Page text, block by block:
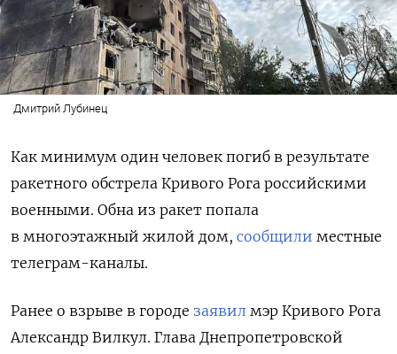
Дмитрий Лубинец
Как минимум один человек погиб в результате
ракетного обстрела Кривого Рога российскими
военными. Обна из ракет попала
в многоэтажный жилой дом, сообщили местные
телеграм-каналы.
Ранее о взрыве в городе заявил мэр Кривого Рога
Александр Вилкул. Глава Днепропетровской